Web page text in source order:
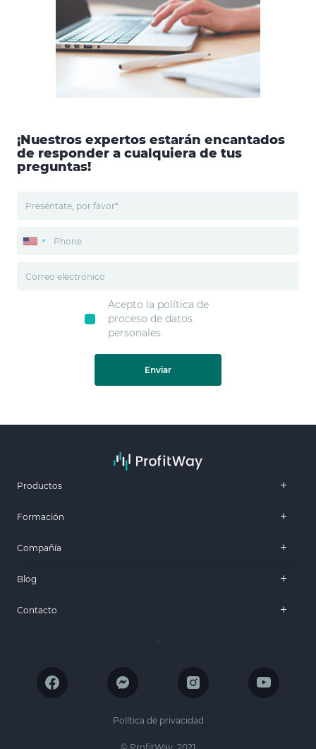
¡Nuestros expertos estarán encantados
de responder a cualquiera de tus
preguntas!
Acepto la política de
proceso de datos
personales
Enviar
Productos
Formación
Compañía
Blog
Contacto
.
Política de privacidad